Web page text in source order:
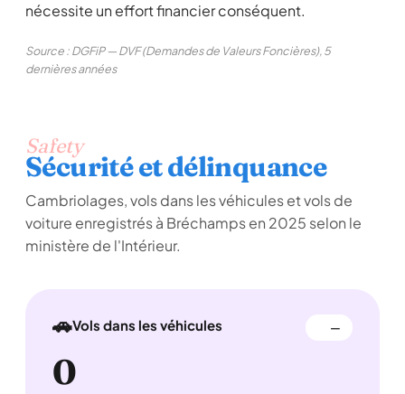
nécessite un effort financier conséquent.
Source : DGFiP — DVF (Demandes de Valeurs Foncières), 5
dernières années
Safety
Sécurité et délinquance
Cambriolages, vols dans les véhicules et vols de
voiture enregistrés à Bréchamps en 2025 selon le
ministère de l'Intérieur.
🚗Vols dans les véhicules —
0